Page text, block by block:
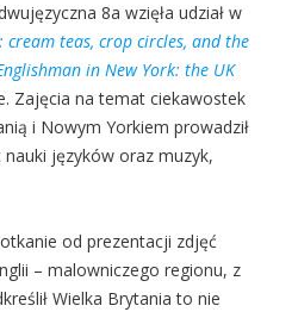
8a wzięła udział w
cream teas, crop circles, and the
in New York: the UK
Zajęcia na temat ciekawostek
i Nowym Yorkiem prowadził
języków oraz muzyk,
od prezentacji zdjęć
– malowniczego regionu, z
Wielka Brytania to nie